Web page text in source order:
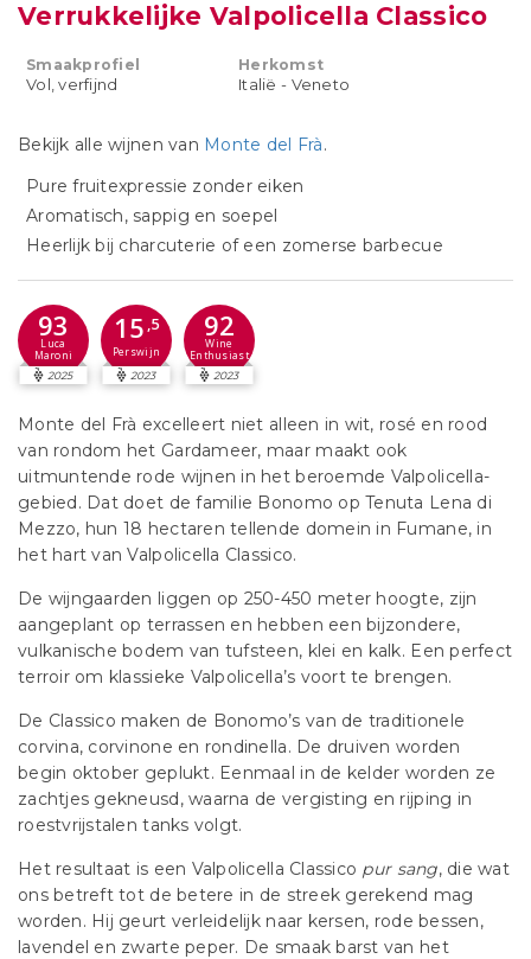
Verrukkelijke Valpolicella Classico
Smaakprofiel
Vol, verfijnd
Herkomst
Italië - Veneto
Bekijk alle wijnen van Monte del Frà.
Pure fruitexpressie zonder eiken
Aromatisch, sappig en soepel
Heerlijk bij charcuterie of een zomerse barbecue
93
Luca
Maroni
2025
15 ,5
Perswijn
2023
92
Wine
Enthusiast
2023
Monte del Frà excelleert niet alleen in wit, rosé en rood
van rondom het Gardameer, maar maakt ook
uitmuntende rode wijnen in het beroemde Valpolicella-
gebied. Dat doet de familie Bonomo op Tenuta Lena di
Mezzo, hun 18 hectaren tellende domein in Fumane, in
het hart van Valpolicella Classico.
De wijngaarden liggen op 250-450 meter hoogte, zijn
aangeplant op terrassen en hebben een bijzondere,
vulkanische bodem van tufsteen, klei en kalk. Een perfect
terroir om klassieke Valpolicella’s voort te brengen.
De Classico maken de Bonomo’s van de traditionele
corvina, corvinone en rondinella. De druiven worden
begin oktober geplukt. Eenmaal in de kelder worden ze
zachtjes gekneusd, waarna de vergisting en rijping in
roestvrijstalen tanks volgt.
Het resultaat is een Valpolicella Classico pur sang, die wat
ons betreft tot de betere in de streek gerekend mag
worden. Hij geurt verleidelijk naar kersen, rode bessen,
lavendel en zwarte peper. De smaak barst van het